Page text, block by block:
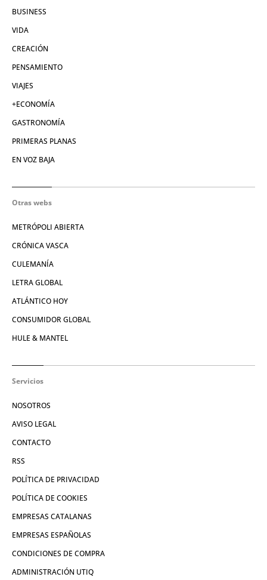
BUSINESS
VIDA
CREACIÓN
PENSAMIENTO
VIAJES
+ECONOMÍA
GASTRONOMÍA
PRIMERAS PLANAS
EN VOZ BAJA
Otras webs
METRÓPOLI ABIERTA
CRÓNICA VASCA
CULEMANÍA
LETRA GLOBAL
ATLÁNTICO HOY
CONSUMIDOR GLOBAL
HULE & MANTEL
Servicios
NOSOTROS
AVISO LEGAL
CONTACTO
RSS
POLÍTICA DE PRIVACIDAD
POLÍTICA DE COOKIES
EMPRESAS CATALANAS
EMPRESAS ESPAÑOLAS
CONDICIONES DE COMPRA
ADMINISTRACIÓN UTIQ